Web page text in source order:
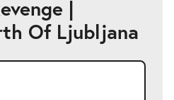
|
Of Ljubljana